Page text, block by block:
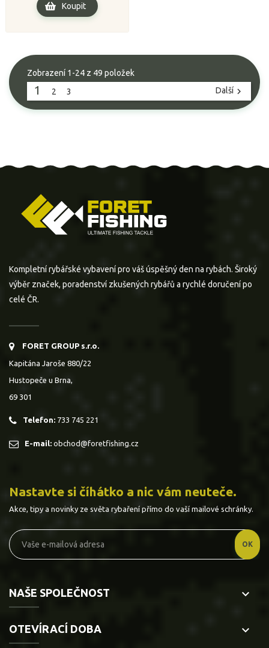
Koupit
Zobrazení 1-24 z 49 položek
1 2 3 Další 
Kompletní rybářské vybavení pro váš úspěšný den na rybách. Široký
výběr značek, poradenství zkušených rybářů a rychlé doručení po
celé ČR.
FORET GROUP s.r.o.
Kapitána Jaroše 880/22
Hustopeče u Brna,
69 301
Telefon: 733 745 221
E-mail: obchod@foretfishing.cz
Nastavte si číhátko a nic vám neuteče.
Akce, tipy a novinky ze světa rybaření přímo do vaší mailové schránky.
NAŠE SPOLEČNOST keyboard_arrow_down
OTEVÍRACÍ DOBA keyboard_arrow_down